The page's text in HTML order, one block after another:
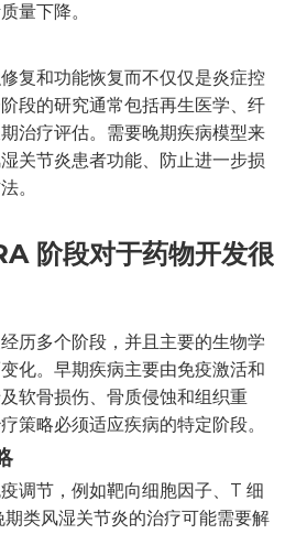
量下降。
复和功能恢复而不仅仅是炎症控
段的研究通常包括再生医学、纤
治疗评估。需要晚期疾病模型来
关节炎患者功能、防止进一步损
。
阶段对于药物开发很
历多个阶段，并且主要的生物学
化。早期疾病主要由免疫激活和
软骨损伤、骨质侵蚀和组织重
策略必须适应疾病的特定阶段。
调节，例如靶向细胞因子、T 细
类风湿关节炎的治疗可能需要解